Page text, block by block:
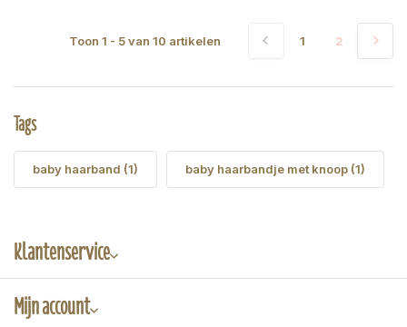
Toon 1 - 5van 10 artikelen 1 2
Tags
baby haarband (1) baby haarbandje met knoop (1)
Klantenservice
Mijn account